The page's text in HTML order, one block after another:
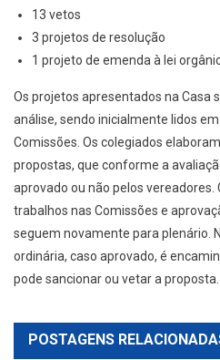
13 vetos
3 projetos de resolução
1 projeto de emenda à lei
Os projetos apresentados na Casa
análise, sendo inicialmente lidos
Comissões. Os colegiados
propostas, que conforme a
aprovado ou não pelos vereadores.
trabalhos nas Comissões e
seguem novamente para plenário.
ordinária, caso aprovado, é
pode sancionar ou vetar a proposta.
POSTAGENS